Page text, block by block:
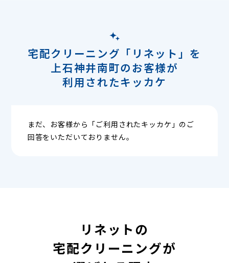
宅配クリーニング「リネット」を
上石神井南町のお客様が
利用されたキッカケ
まだ、お客様から「ご利用されたキッカケ」のご
回答をいただいておりません。
リネットの
宅配クリーニングが